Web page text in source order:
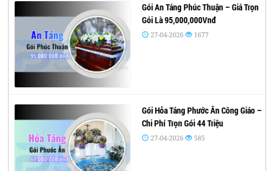
Gói An Táng Phúc Thuận – Giá Trọn
Gói Là 95,000,000Vnđ
27-04-2026 1677
Gói Hỏa Táng Phước Ân Công Giáo –
Chi Phí Trọn Gói 44 Triệu
27-04-2026 585